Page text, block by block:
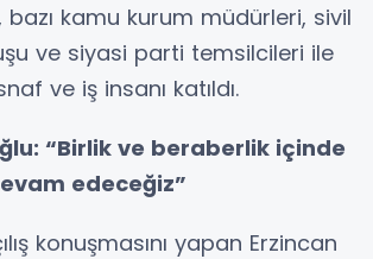
bazı kamu kurum müdürleri, sivil
ve siyasi parti temsilcileri ile
ve iş insanı katıldı.
“Birlik ve beraberlik içinde
edeceğiz”
konuşmasını yapan Erzincan